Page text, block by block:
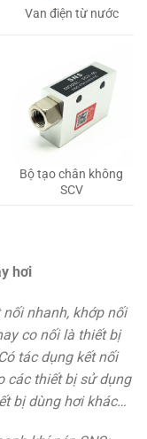
Van điện từ nước
Bộ tạo chân không
SCV
hơi
nhanh, khớp nối
co nối là thiết bị
tác dụng kết nối
các thiết bị sử dụng
bị dùng hơi khác…